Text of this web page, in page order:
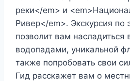
реки</em> и
Ривер</em>. Экскурсия по
позволит вам
водопадами, уникальной
также попробовать свои
Гид расскажет вам о